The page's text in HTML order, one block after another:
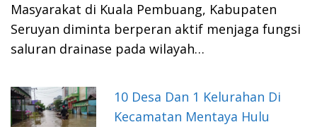
Masyarakat di Kuala Pembuang, Kabupaten
Seruyan diminta berperan aktif menjaga fungsi
saluran drainase pada wilayah…
10 Desa Dan 1 Kelurahan Di
Kecamatan Mentaya Hulu